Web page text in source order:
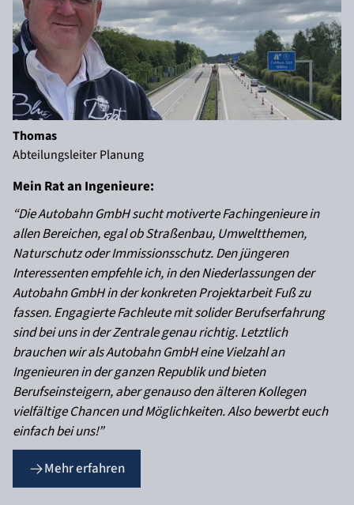
Mein Rat an Ingenieure:
“Die Autobahn GmbH sucht motiverte Fachingenieure in
allen Bereichen, egal ob Straßenbau, Umweltthemen,
Naturschutz oder Immissionsschutz. Den jüngeren
Interessenten empfehle ich, in den Niederlassungen der
Autobahn GmbH in der konkreten Projektarbeit Fuß zu
fassen. Engagierte Fachleute mit solider Berufserfahrung
sind bei uns in der Zentrale genau richtig. Letztlich
brauchen wir als Autobahn GmbH eine Vielzahl an
Ingenieuren in der ganzen Republik und bieten
Berufseinsteigern, aber genauso den älteren Kollegen
vielfältige Chancen und Möglichkeiten. Also bewerbt euch
einfach bei uns!”
Mehr erfahren
Thomas
Abteilungsleiter Planung